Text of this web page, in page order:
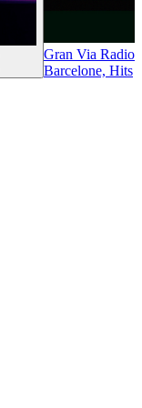
Gran Via Radio
Barcelone, Hits